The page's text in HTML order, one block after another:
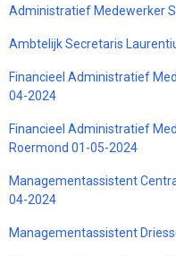
Administratief Medewerker
Ambtelijk Secretaris
Financieel Administratief
04-2024
Financieel Administratief
Roermond 01-05-2024
Managementassistent
04-2024
Managementassistent